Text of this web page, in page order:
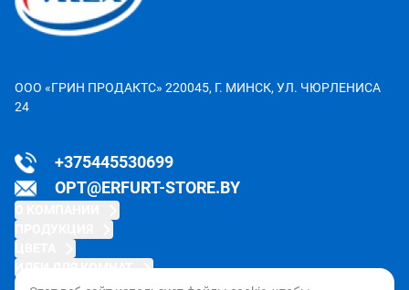
ООО «ГРИН ПРОДАКТС» 220045, Г. МИНСК, УЛ. ЧЮРЛЕНИСА
24
+375445530699
OPT@ERFURT-STORE.BY